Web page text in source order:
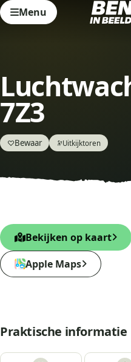
Menu
7Z3
♡Bewaar 🔭Uitkijktoren
Bekijken op kaart
Apple Maps
Praktische informatie